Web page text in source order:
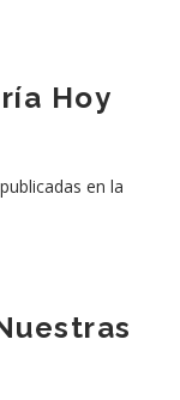
Hoy
en la